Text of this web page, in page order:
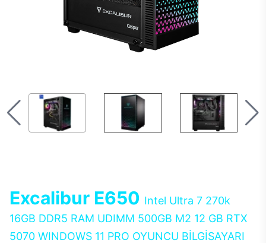
Excalibur E650 Intel Ultra 7 270k
16GB DDR5 RAM UDIMM 500GB M2 12 GB RTX
5070 WINDOWS 11 PRO OYUNCU BİLGİSAYARI